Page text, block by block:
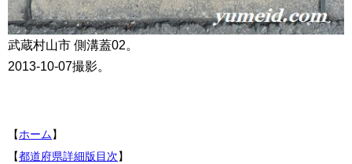
武蔵村山市 側溝蓋02。
2013-10-07撮影。
【ホーム】
【都道府県詳細版目次】